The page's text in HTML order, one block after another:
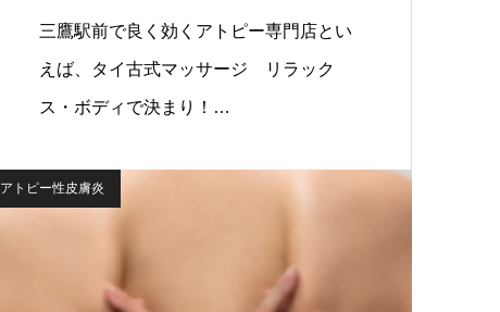
三鷹駅前で良く効くアトピー専門店とい
えば、タイ古式マッサージ リラック
ス・ボディで決まり！…
アトピー性皮膚炎